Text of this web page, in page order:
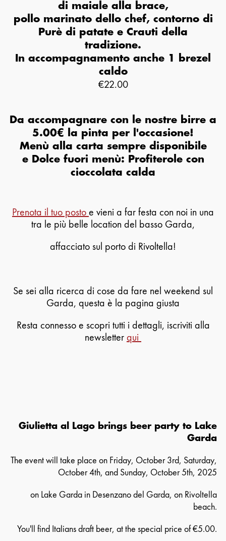
di maiale alla brace,
pollo marinato dello chef, contorno di
Purè di patate e Crauti della
tradizione.
In accompagnamento anche 1 brezel
caldo
€22.00
Da accompagnare con le nostre birre a
5.00€ la pinta per l'occasione!
Menù alla carta sempre disponibile
e Dolce fuori menù: Profiterole con
cioccolata calda
Prenota il tuo postoe vieni a far festa con noi in una
tra le più belle location del basso Garda,
affacciato sul porto di Rivoltella!
Se sei alla ricerca di cose da fare nel weekend sul
Garda, questa è la pagina giusta
Resta connesso e scopri tutti i dettagli, iscriviti alla
newsletterqui
Giulietta al Lago brings beer party to Lake
Garda
The event will take place on Friday, October 3rd, Saturday,
October 4th, and Sunday, October 5th, 2025
on Lake Garda in Desenzano del Garda, on Rivoltella
beach.
You'll find Italians draft beer, at the special price of €5.00.